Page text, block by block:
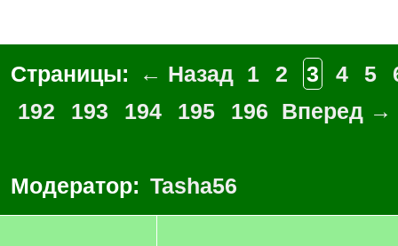
Страницы: ← Назад 1 2 3 4 5
192
193 194 195 196 Вперед →
Модератор: Tasha56